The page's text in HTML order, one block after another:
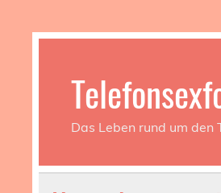
Das Leben rund um den